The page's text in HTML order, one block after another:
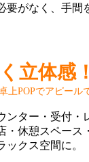
要がなく、手間
立体感！
上POPでアピール
ンター・受付・
・休憩スペース
ックス空間に。